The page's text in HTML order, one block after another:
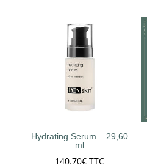
Hydrating Serum – 29,60
ml
140.70€ TTC